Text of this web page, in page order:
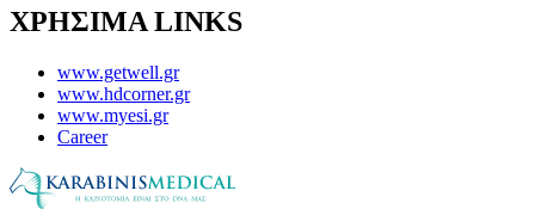
ΧΡΗΣΙΜΑ LINKS
www.getwell.gr
www.hdcorner.gr
www.myesi.gr
Career